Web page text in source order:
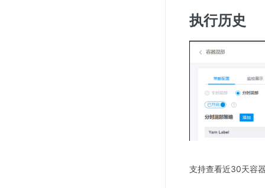
执行历史
支持查看近30天容